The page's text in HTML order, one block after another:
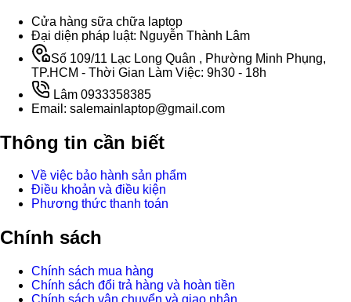
Cửa hàng sữa chữa laptop
Đại diện pháp luật: Nguyễn Thành Lâm
Số 109/11 Lạc Long Quân , Phường Minh Phụng,
TP.HCM - Thời Gian Làm Việc: 9h30 - 18h
Lâm 0933358385
Email: salemainlaptop@gmail.com
Thông tin cần biết
Về việc bảo hành sản phẩm
Điều khoản và điều kiện
Phương thức thanh toán
Chính sách
Chính sách mua hàng
Chính sách đổi trả hàng và hoàn tiền